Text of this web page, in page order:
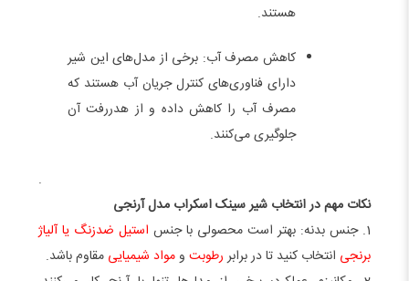
هستند.
کاهش مصرف آب: برخی از مدل‌های این شیر
دارای فناوری‌های کنترل جریان آب هستند که
مصرف آب را کاهش داده و از هدررفت آن
جلوگیری می‌کنند.
.
نکات مهم در انتخاب شیر سینک اسکراب مدل آرنجی
1. جنس بدنه: بهتر است محصولی با جنس
استیل ضدزنگ یا آلیاژ
برنجی انتخاب کنید تا در برابررطوبت ومواد شیمیایی مقاوم باشد.